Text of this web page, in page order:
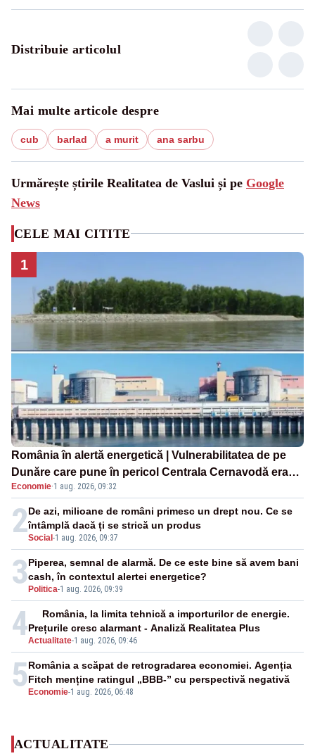
Distribuie articolul
Mai multe articole despre
cub barlad a murit ana sarbu
Urmărește știrile Realitatea de Vaslui și pe Google
News
CELE MAI CITITE
1
România în alertă energetică | Vulnerabilitatea de pe
Dunăre care pune în pericol Centrala Cernavodă era
cunoscută de pe vremea lui Ceaușescu
Economie·1 aug. 2026, 09:32
2Social -1 aug. 2026, 09:37
De azi, milioane de români primesc un drept nou. Ce se
întâmplă dacă ți se strică un produs
3 Politica-1 aug. 2026, 09:39
Piperea, semnal de alarmă. De ce este bine să avem bani
cash, în contextul alertei energetice?
4Actualitate-1 aug. 2026, 09:46
România, la limita tehnică a importurilor de energie.
Prețurile cresc alarmant - Analiză Realitatea Plus
5 Economie-1 aug. 2026, 06:48
România a scăpat de retrogradarea economiei. Agenția
Fitch menține ratingul „BBB-” cu perspectivă negativă
ACTUALITATE